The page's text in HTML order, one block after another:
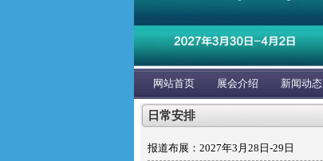
网站首页 展会介绍 新闻动态
日常安排
报道布展：2027年3月28日-29日